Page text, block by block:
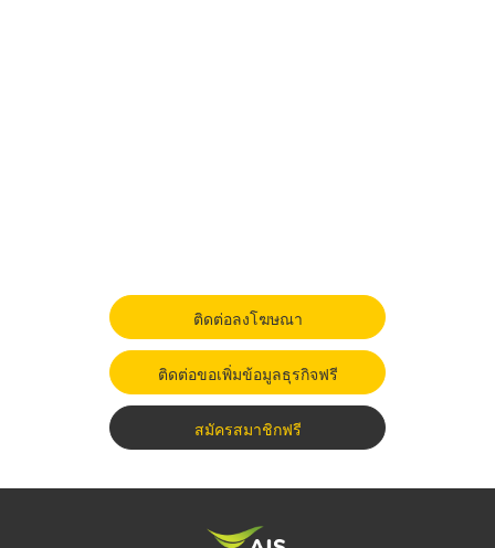
ติดต่อลงโฆษณา
ติดต่อขอเพิ่มข้อมูลธุรกิจฟรี
สมัครสมาชิกฟรี